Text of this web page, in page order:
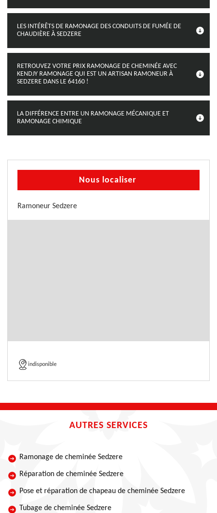
LES INTÉRÊTS DE RAMONAGE DES CONDUITS DE FUMÉE DE
CHAUDIÈRE À SEDZERE
RETROUVEZ VOTRE PRIX RAMONAGE DE CHEMINÉE AVEC
KENDJY RAMONAGE QUI EST UN ARTISAN RAMONEUR À
SEDZERE DANS LE 64160 !
LA DIFFÉRENCE ENTRE UN RAMONAGE MÉCANIQUE ET
RAMONAGE CHIMIQUE
Nous localiser
Ramoneur Sedzere
indisponible
AUTRES SERVICES
Ramonage de cheminée Sedzere
Réparation de cheminée Sedzere
Pose et réparation de chapeau de cheminée Sedzere
Tubage de cheminée Sedzere